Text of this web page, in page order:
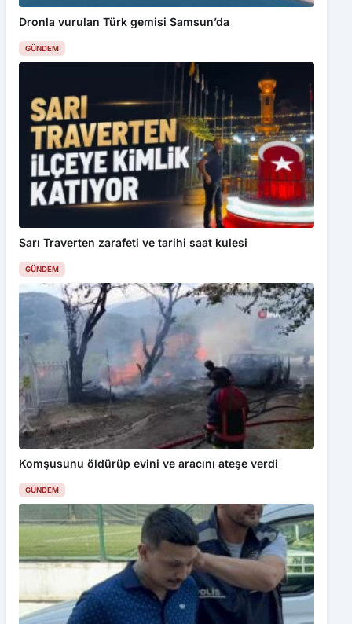
Dronla vurulan Türk gemisi Samsun’da
GÜNDEM
Sarı Traverten zarafeti ve tarihi saat kulesi
GÜNDEM
Komşusunu öldürüp evini ve aracını ateşe verdi
GÜNDEM